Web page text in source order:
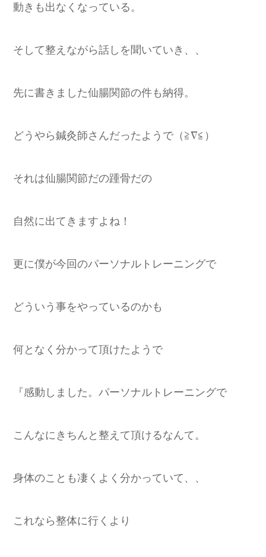
動きも出なくなっている。
そして整えながら話しを聞いていき、、
先に書きました仙腸関節の件も納得。
どうやら鍼灸師さんだったようで（≧∇≦）
それは仙腸関節だの踵骨だの
自然に出てきますよね！
更に僕が今回のパーソナルトレーニングで
どういう事をやっているのかも
何となく分かって頂けたようで
『感動しました。パーソナルトレーニングで
こんなにきちんと整えて頂けるなんて。
身体のことも凄くよく分かっていて、、
これなら整体に行くより